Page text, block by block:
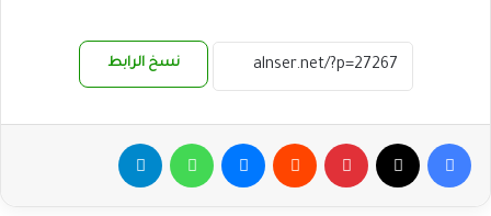
نسخ الرابط
فيسبوك بينتيريست ماسنجر واتساب